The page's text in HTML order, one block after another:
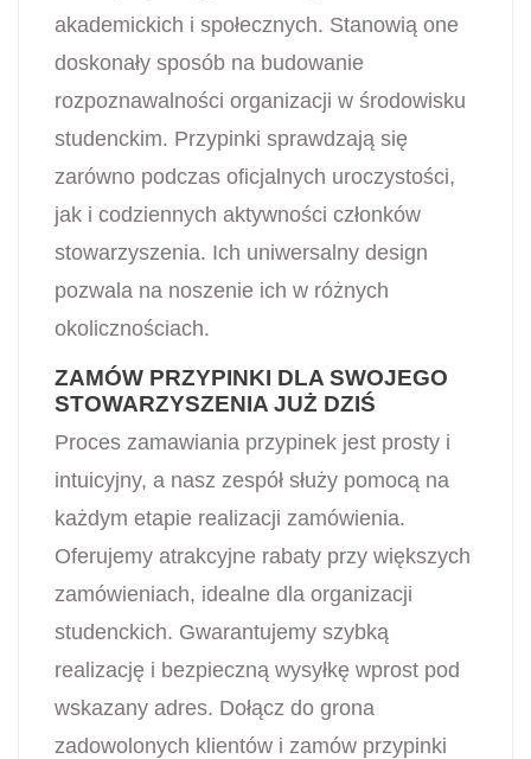
akademickich i społecznych. Stanowią one
doskonały sposób na budowanie
rozpoznawalności organizacji w środowisku
studenckim. Przypinki sprawdzają się
zarówno podczas oficjalnych uroczystości,
jak i codziennych aktywności członków
stowarzyszenia. Ich uniwersalny design
pozwala na noszenie ich w różnych
okolicznościach.
ZAMÓW PRZYPINKI DLA SWOJEGO
STOWARZYSZENIA JUŻ DZIŚ
Proces zamawiania przypinek jest prosty i
intuicyjny, a nasz zespół służy pomocą na
każdym etapie realizacji zamówienia.
Oferujemy atrakcyjne rabaty przy większych
zamówieniach, idealne dla organizacji
studenckich. Gwarantujemy szybką
realizację i bezpieczną wysyłkę wprost pod
wskazany adres. Dołącz do grona
zadowolonych klientów i zamów przypinki